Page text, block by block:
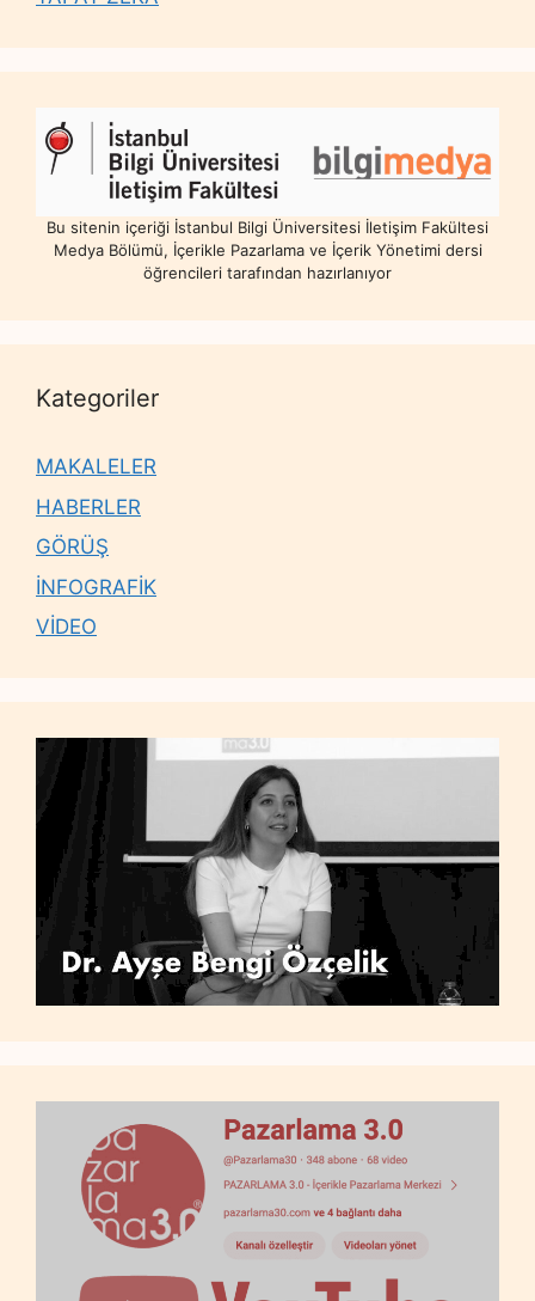
Bu sitenin içeriği İstanbul Bilgi Üniversitesi İletişim Fakültesi
Medya Bölümü, İçerikle Pazarlama ve İçerik Yönetimi dersi
öğrencileri tarafından hazırlanıyor
Kategoriler
MAKALELER
HABERLER
GÖRÜŞ
İNFOGRAFİK
VİDEO